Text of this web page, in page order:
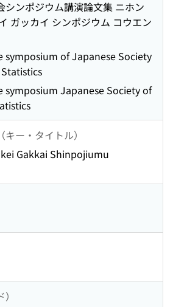
シンポジウム講演論文集 ニホン
ガッカイ シンポジウム コウエン
symposium of Japanese Society
symposium Japanese Society of
ー・タイトル）
Gakkai Shinpojiumu